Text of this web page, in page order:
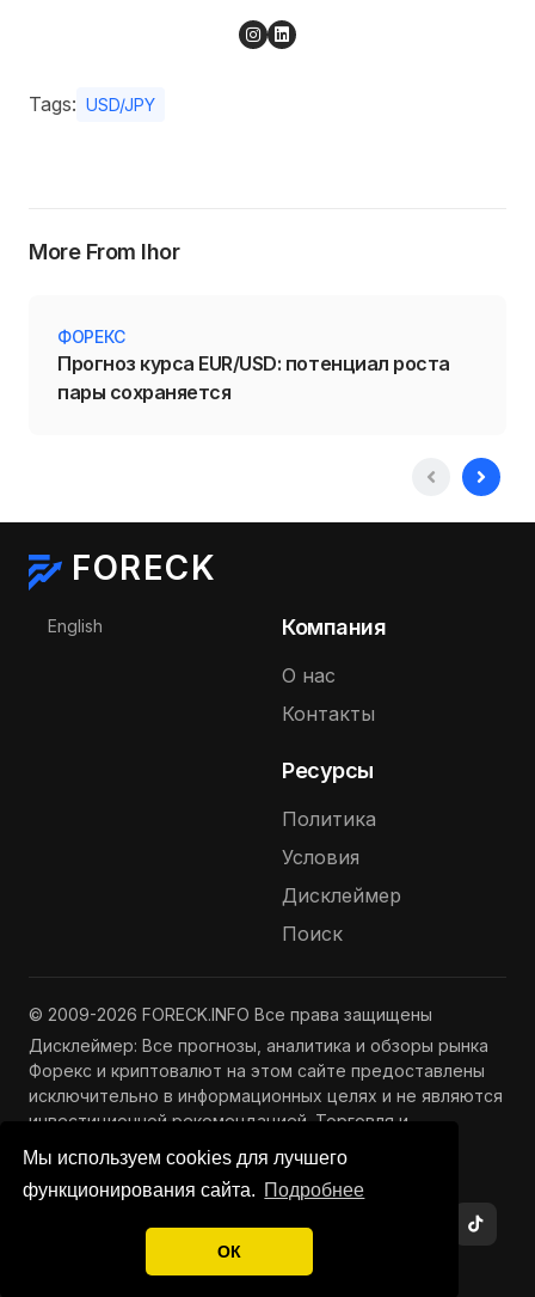
Мы используем cookies для лучшего
функционирования сайта. Подробнее
ОК
Tags: USD/JPY
More From Ihor
ФОРЕКС
Прогноз курса EUR/USD: потенциал роста
пары сохраняется
FORECK
Выберите язык
English Компания
О нас
Контакты
Ресурсы
Политика
Условия
Дисклеймер
Поиск
© 2009-2026 FORECK.INFO Все права защищены
Дисклеймер: Все прогнозы, аналитика и обзоры рынка
Форекс и криптовалют на этом сайте предоставлены
исключительно в информационных целях и не являются
инвестиционной рекомендацией. Торговля и
инвестиции связаны с риском потери капитала.
Подробнее —Полный дисклеймер